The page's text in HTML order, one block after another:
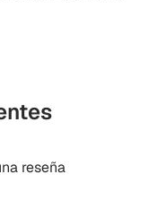
reseña